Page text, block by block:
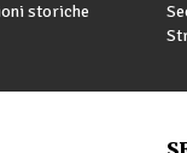
storiche